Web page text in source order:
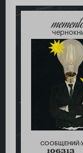
СООБЩЕНИЙ:
106313